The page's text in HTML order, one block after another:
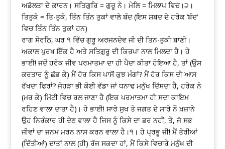
ਅਡੋਲਤਾ ਦੇ ਕਾਰਨ। ਸਤਿਗੁਰਿ = ਗੁਰੂ ਨੇ। ਮੇਲਿ = ਮਿਲਾਪ ਵਿਚ।੨।
ਤਿਤੁਕੇ = ਤਿ-ਤੁਕੇ, ਤਿੰਨ ਤਿੰਨ ਤੁਕਾਂ ਵਾਲੇ ਬੰਦ (ਇਸ ਸ਼ਬਦ ਦੇ ਹਰੇਕ ‘ਬੰਦ’
ਵਿਚ ਤਿੰਨ ਤਿੰਨ ਤੁਕਾਂ ਹਨ)
ਰਾਗ ਸੋਰਠਿ, ਘਰ ੧ ਵਿੱਚ ਗੁਰੂ ਅਰਜਨਦੇਵ ਜੀ ਦੀ ਤਿਨ-ਤੁਕੀ ਬਾਣੀ।
ਅਕਾਲ ਪੁਰਖ ਇੱਕ ਹੈ ਅਤੇ ਸਤਿਗੁਰੂ ਦੀ ਕਿਰਪਾ ਨਾਲ ਮਿਲਦਾ ਹੈ। ਹੇ
ਭਾਈ! ਜਦੋਂ ਹਰੇਕ ਜੀਵ ਪਰਮਾਤਮਾ ਦਾ ਹੀ ਪੈਦਾ ਕੀਤਾ ਹੋਇਆ ਹੈ, ਤਾਂ (ਉਸ
ਕਰਤਾਰ ਨੂੰ ਛੱਡ ਕੇ) ਮੈਂ ਹੋਰ ਕਿਸ ਪਾਸੋਂ ਕੁਝ ਮੰਗਾਂ? ਮੈਂ ਹੋਰ ਕਿਸ ਦੀ ਆਸ
ਰੱਖਦਾ ਫਿਰਾਂ? ਜੇਹੜਾ ਭੀ ਕੋਈ ਵੱਡਾ ਜਾਂ ਧਨਾਢ ਮਨੁੱਖ ਦਿੱਸਦਾ ਹੈ, ਹਰੇਕ ਨੇ
(ਮਰ ਕੇ) ਮਿੱਟੀ ਵਿਚ ਰਲ ਜਾਣਾ ਹੈ (ਇਕ ਪਰਮਾਤਮਾ ਹੀ ਸਦਾ ਕਾਇਮ
ਰਹਿਣ ਵਾਲਾ ਦਾਤਾ ਹੈ)। ਹੇ ਭਾਈ! ਸਾਰੇ ਸੁਖ ਤੇ ਜਗਤ ਦੇ ਸਾਰੇ ਨੌ ਖ਼ਜ਼ਾਨੇ
ਉਹ ਨਿਰੰਕਾਰ ਹੀ ਦੇਣ ਵਾਲਾ ਹੈ ਜਿਸ ਨੂੰ ਕਿਸੇ ਦਾ ਡਰ ਨਹੀਂ, ਤੇ, ਜੋ ਸਭ
ਜੀਵਾਂ ਦਾ ਜਨਮ ਮਰਨ ਨਾਸ ਕਰਨ ਵਾਲਾ ਹੈ।੧। ਹੇ ਪ੍ਰਭੂ ਜੀ! ਮੈਂ ਤੇਰੀਆਂ
(ਦਿੱਤੀਆਂ) ਦਾਤਾਂ ਨਾਲ (ਹੀ) ਰੱਜ ਸਕਦਾ ਹਾਂ, ਮੈਂ ਕਿਸੇ ਵਿਚਾਰੇ ਮਨੁੱਖ ਦੀ